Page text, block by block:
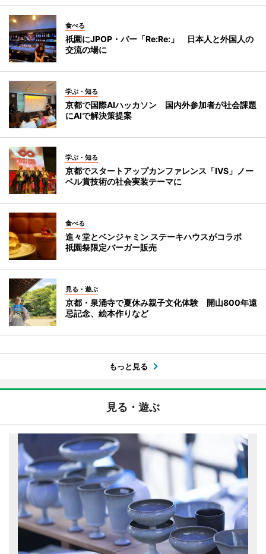
食べる
祇園にJPOP・バー「Re:Re:」 日本人と外国人の
交流の場に
学ぶ・知る
京都で国際AIハッカソン 国内外参加者が社会課題
にAIで解決策提案
学ぶ・知る
京都でスタートアップカンファレンス「IVS」ノー
ベル賞技術の社会実装テーマに
食べる
進々堂とベンジャミン ステーキハウスがコラボ
祇園祭限定バーガー販売
見る・遊ぶ
京都・泉涌寺で夏休み親子文化体験 開山800年遠
忌記念、絵本作りなど
もっと見る
見る・遊ぶ